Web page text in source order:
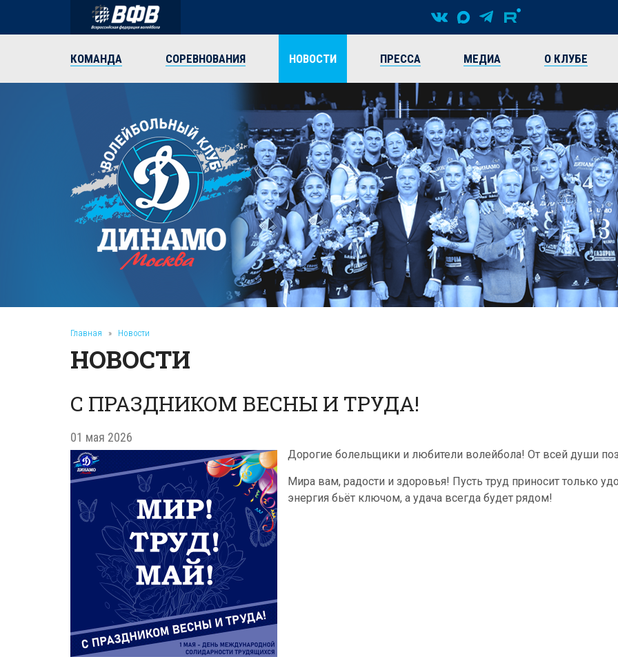
КОМАНДА СОРЕВНОВАНИЯ НОВОСТИ ПРЕССА МЕДИА О КЛУБЕ
Главная » Новости
НОВОСТИ
С ПРАЗДНИКОМ ВЕСНЫ И ТРУДА!
01 мая 2026
Дорогие болельщики и любители волейбола! От всей души
Мира вам, радости и здоровья! Пусть труд приносит только
энергия бьёт ключом, а удача всегда будет рядом!